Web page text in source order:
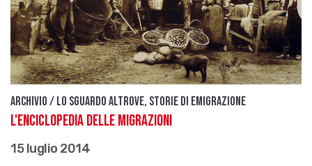
Archivio / Lo sguardo altrove, storie di emigrazione
L'Enciclopedia delle Migrazioni
15 luglio 2014